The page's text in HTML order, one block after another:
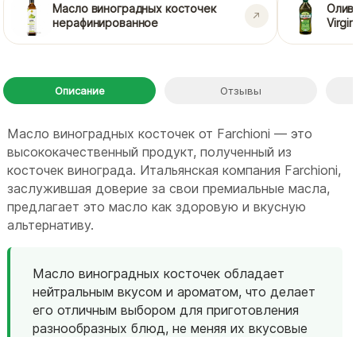
Масло виноградных косточек
нерафинированное
Описание Отзывы
Масло виноградных косточек от Farchioni — это
высококачественный продукт, полученный из
косточек винограда. Итальянская компания Farchioni,
заслужившая доверие за свои премиальные масла,
предлагает это масло как здоровую и вкусную
альтернативу.
Масло виноградных косточек обладает
нейтральным вкусом и ароматом, что делает
его отличным выбором для приготовления
разнообразных блюд, не меняя их вкусовые